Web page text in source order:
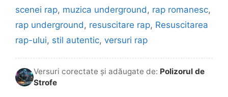
scenei rap, muzica underground, rap romanesc,
rap underground, resuscitare rap, Resuscitarea
rap-ului, stil autentic, versuri rap
Versuri corectate și adăugate de: Polizorul de
Strofe